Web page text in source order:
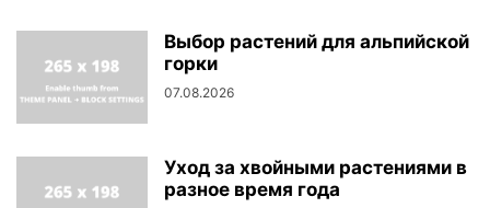
Выбор растений для альпийской
горки
07.08.2026
Уход за хвойными растениями в
разное время года